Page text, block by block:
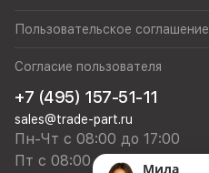
Пользовательское соглашение
Согласие пользователя
+7 (495) 157-51-11
sales@trade-part.ru
Пн-Чт с 08:00 до 17:00
Пт с 08:00 до 16:00Мила